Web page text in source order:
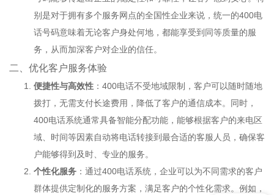
别是对于拥有多个服务网点的全国性企业来说，统一的400电
话号码意味着无论客户身处何地，都能享受到同等质量的服
务，从而加深客户对企业的信任。
二、优化客户服务体验
便捷性与高效性 ：400电话不受地域限制，客户可以随时随地
拨打，无需支付长途费用，降低了客户的通信成本。同时，
400电话系统通常具备智能分配功能，能够根据客户的来电区
域、时间等因素自动将电话转接到最合适的客服人员，确保客
户能够得到及时、专业的服务。
个性化服务 ：通过400电话系统，企业可以为不同需求的客户
群体提供定制化的服务方案，满足客户的个性化需求。例如，